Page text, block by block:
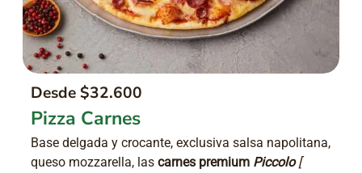
Desde $32.600
Pizza Carnes
Base delgada y crocante, exclusiva salsa napolitana,
queso mozzarella, lascarnes premium Piccolo[